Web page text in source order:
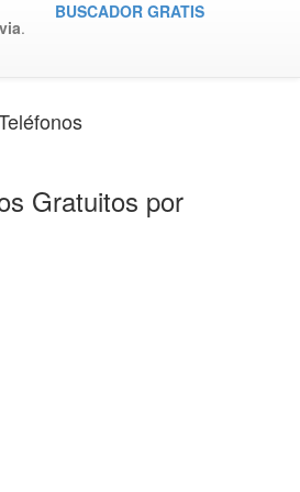
.
BUSCADOR GRATIS
Gratuitos por